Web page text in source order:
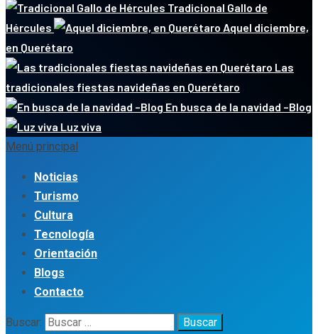
Tradicional Gallo de
Hércules
Aquel diciembre,
en Querétaro
Las
tradicionales fiestas navideñas en Querétaro
En busca de la navidad –Blog
Luz viva
Menú principal
Noticias
Turismo
Cultura
Tecnología
Orientación
Blogs
Contacto
Buscar: